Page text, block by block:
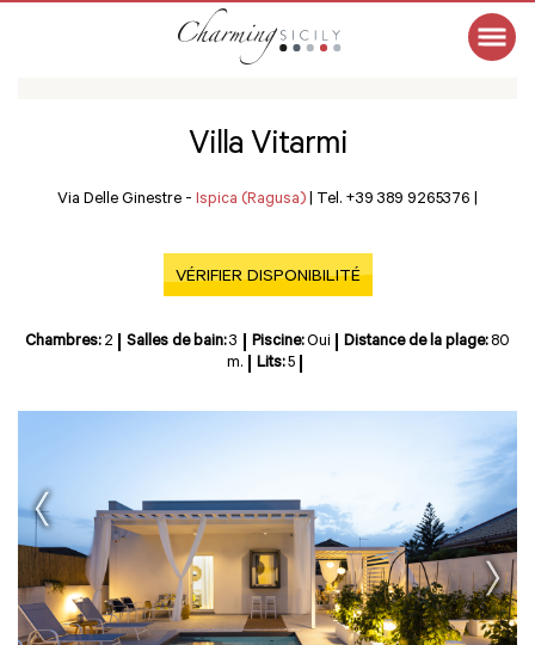
Villa Vitarmi
Via Delle Ginestre - Ispica (Ragusa) | Tel. +39 389 9265376 |
VÉRIFIER DISPONIBILITÉ
Chambres: 2 Salles de bain:3 Piscine:Oui Distance de la plage: 80
m.
Lits:5